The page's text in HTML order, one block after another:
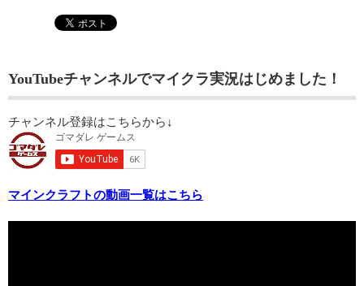
YouTubeチャンネルでマイクラ実況はじめました！
チャンネル登録はこちらから↓
マインクラフトの動画一覧はこちら